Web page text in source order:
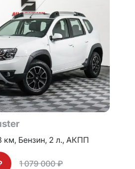
км, Бензин, 2 л., АКПП
1 079 000 ₽